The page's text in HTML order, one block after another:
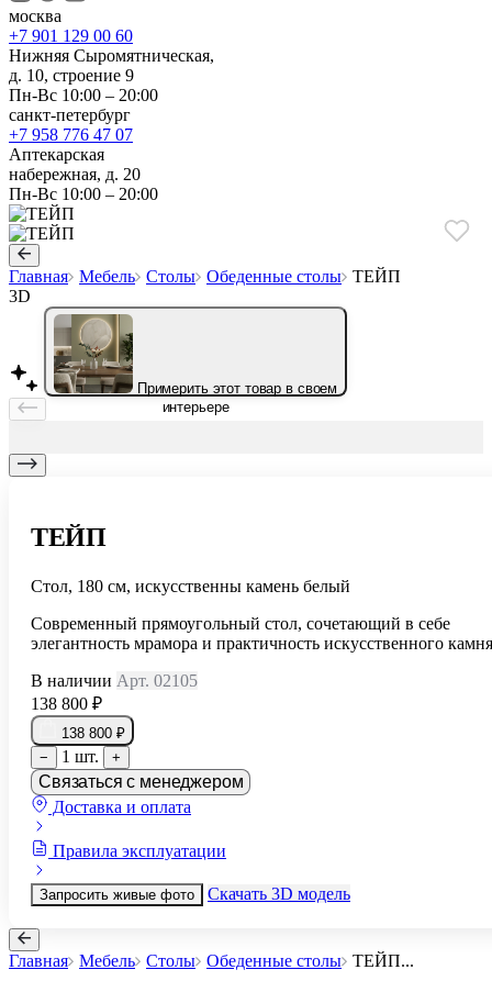
москва
+7 901 129 00 60
Нижняя Сыромятническая,
д. 10, строение 9
Пн-Вс 10:00 – 20:00
санкт-петербург
+7 958 776 47 07
Аптекарская
набережная, д. 20
Пн-Вс 10:00 – 20:00
Главная Мебель Столы Обеденные столы ТЕЙП
3D
Примерить этот товар в своем
интерьере
ТЕЙП
Стол, 180 см, искусственны камень белый
Современный прямоугольный стол, сочетающий в себе
элегантность мрамора и практичность искусственного
В наличии Арт. 02105
138 800 ₽
138 800 ₽
−
1 шт. +
Связаться с менеджером
Доставка и оплата
Правила эксплуатации
Запросить живые фото Скачать 3D модель
Главная Мебель Столы Обеденные столы ТЕЙП...